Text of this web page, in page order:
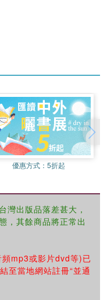
價崇賢館系列為難得一
為中華國學的發揚光大
刷，保證千年不褪色、
角，廣膠粘頁，雅致精
書涵蓋經、史、子、集
天緯地之道，又攬集修身
堪稱“中華傳世珍本藏
藏家的新寵。目前已形
尊者”的流行趨勢。
優惠方式： 5折起
灣出版品落差甚大，
，其餘商品將正常出
mp3或影片dvd等)已
至當地網站註冊“並通